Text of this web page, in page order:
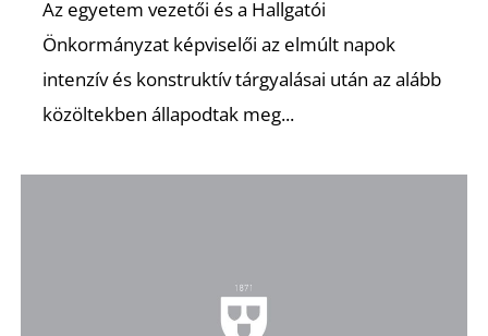
Az egyetem vezetői és a Hallgatói
Önkormányzat képviselői az elmúlt napok
intenzív és konstruktív tárgyalásai után az alább
közöltekben állapodtak meg...